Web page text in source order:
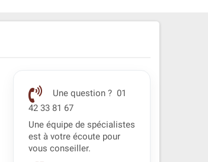
Une question ? 01
42 33 81 67
Une équipe de spécialistes
est à votre écoute pour
vous conseiller.